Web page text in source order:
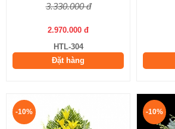
3.330.000 đ
2.970.000 đ
HTL-304
Đặt hàng
-10% -10%